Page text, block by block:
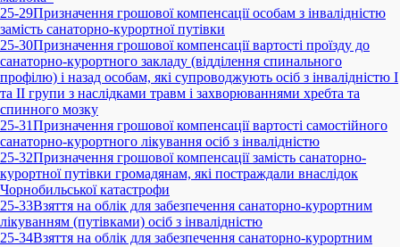
25-29Призначення грошової компенсації особам з інвалідністю
замість санаторно-курортної путівки
25-30Призначення грошової компенсації вартості проїзду до
санаторно-курортного закладу (відділення спинального
профілю) і назад особам, які супроводжують осіб з інвалідністю I
та II групи з наслідками травм і захворюваннями хребта та
спинного мозку
25-31Призначення грошової компенсації вартості самостійного
санаторно-курортного лікування осіб з інвалідністю
25-32Призначення грошової компенсації замість санаторно-
курортної путівки громадянам, які постраждали внаслідок
Чорнобильської катастрофи
25-33Взяття на облік для забезпечення санаторно-курортним
лікуванням (путівками) осіб з інвалідністю
25-34Взяття на облік для забезпечення санаторно-курортним